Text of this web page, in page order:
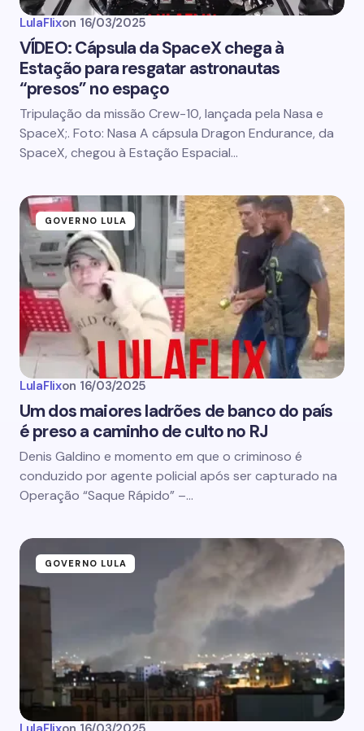
LulaFlixon 16/03/2025
VÍDEO: Cápsula da SpaceX chega à
Estação para resgatar astronautas
“presos” no espaço
Tripulação da missão Crew-10, lançada pela Nasa e
SpaceX;. Foto: Nasa A cápsula Dragon Endurance, da
SpaceX, chegou à Estação Espacial…
GOVERNO LULA
LulaFlixon 16/03/2025
Um dos maiores ladrões de banco do país
é preso a caminho de culto no RJ
Denis Galdino e momento em que o criminoso é
conduzido por agente policial após ser capturado na
Operação “Saque Rápido” –…
GOVERNO LULA